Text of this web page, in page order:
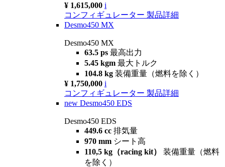
¥ 1,615,000 i
コンフィギュレーター 製品詳細
Desmo450 MX
Desmo450 MX
63.5 ps 最高出力
5.45 kgm 最大トルク
104.8 kg 装備重量（燃料を除く）
¥ 1,750,000 i
コンフィギュレーター 製品詳細
new Desmo450 EDS
Desmo450 EDS
449.6 cc 排気量
970 mm シート高
110,5 kg（racing kit） 装備重量（燃料
を除く）